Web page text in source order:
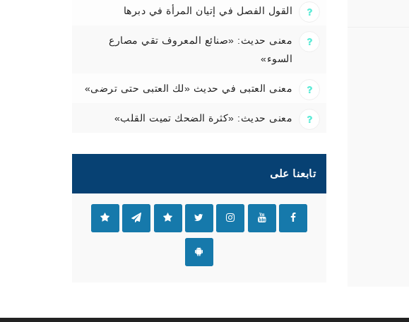
القول الفصل في إتيان المرأة في دبرها
معنى حديث: «صنائع المعروف تقي مصارع
السوء»
معنى العتبى في حديث «لك العتبى حتى ترضى»
معنى حديث: «كثرة الضحك تميت القلب»
تابعنا على